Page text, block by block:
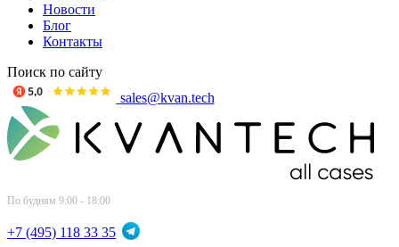
Новости
Блог
Контакты
Поиск по сайту
sales@kvan.tech
По будням 9:00 - 18:00
+7 (495) 118 33 35